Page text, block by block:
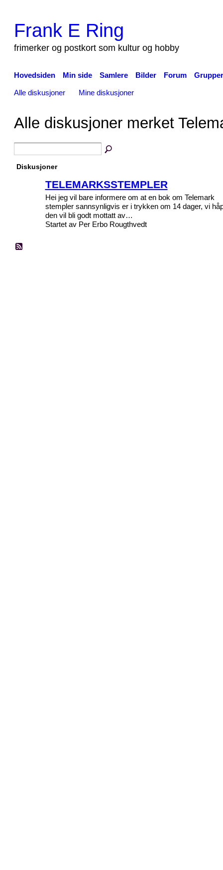
Frank E Ring
frimerker og postkort som kultur og hobby
Hovedsiden Min side Samlere Bilder Forum Grupper
Alle diskusjoner Mine diskusjoner
Alle diskusjoner merket
Diskusjoner
TELEMARKSSTEMPLER
Hei jeg vil bare informere om at en bok om Telemark
stempler sannsynligvis er i trykken om 14 dager, vi
den vil bli godt mottatt av…
Startet av Per Erbo Rougthvedt